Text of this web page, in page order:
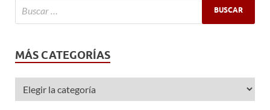
MÁS CATEGORÍAS